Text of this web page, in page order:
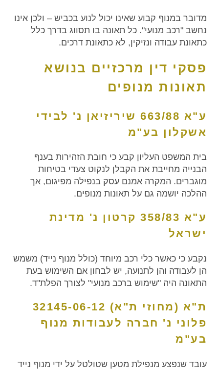
מדובר במנוף קבוע שאינו יכול לנוע בכביש – ולכן אינו
נחשב "רכב מנועי". כל תאונה בו תסווג בדרך כלל
כתאונת עבודה ונזיקין, לא כתאונת דרכים.
פסקי דין מרכזיים בנושא
תאונות מנופים
ע"א 663/88 שיריזיאן נ' לבידי
אשקלון בע"מ
בית המשפט העליון קבע כי חובת הזהירות בענף
הבנייה מחייבת את הקבלן לנקוט צעדי בטיחות
מוגברים. המקרה אמנם עסק בנפילה מפיגום, אך
ההלכה יושמה גם על תאונות מנופים.
ע"א 358/83 קרטון נ' מדינת
ישראל
נקבע כי כאשר כלי רכב מיוחד (כולל מנוף נייד) משמש
הן לעבודה והן לתנועה, יש לבחון אם השימוש בעת
התאונה היה "שימוש ברכב מנועי" לצורך הפלת"ד.
ת"א (מחוזי ת"א) 32145-06-12
פלוני נ' חברה לעבודות מנוף
בע"מ
עובד שנפצע מנפילת מטען שטולטל על ידי מנוף נייד